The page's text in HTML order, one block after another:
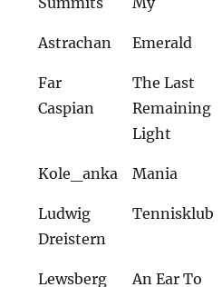
Astrachan Emerald
Far
Caspian
The Last
Remaining
Light
Kole_anka Mania
Ludwig
Dreistern
Tennisklub
Lewsberg
An Ear To